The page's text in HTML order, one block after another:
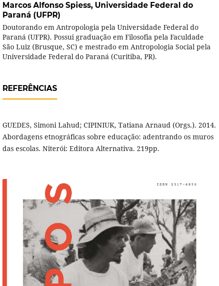
Marcos Alfonso Spiess, Universidade Federal do
Paraná (UFPR)
Doutorando em Antropologia pela Universidade Federal do
Paraná (UFPR). Possui graduação em Filosofia pela Faculdade
São Luiz (Brusque, SC) e mestrado em Antropologia Social pela
Universidade Federal do Paraná (Curitiba, PR).
REFERÊNCIAS
GUEDES, Simoni Lahud; CIPINIUK, Tatiana Arnaud (Orgs.). 2014.
Abordagens etnográficas sobre educação: adentrando os muros
das escolas. Niterói: Editora Alternativa. 219pp.